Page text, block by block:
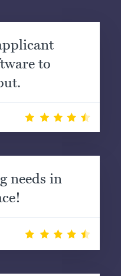
to
needs in